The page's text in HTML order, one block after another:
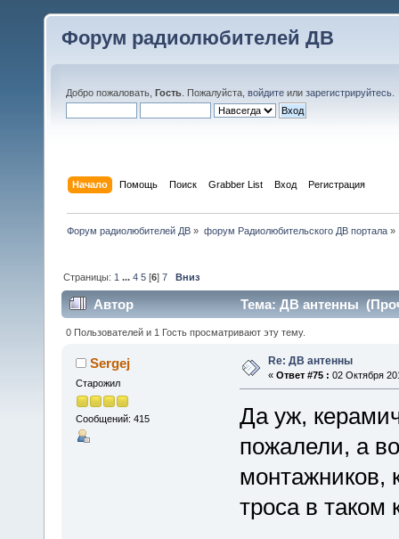
Форум радиолюбителей ДВ
Добро пожаловать, Гость . Пожалуйста, войдите или зарегистрируйтесь
Начало Помощь Поиск Grabber List Вход Регистрация
Форум радиолюбителей ДВ » форум Радиолюбительского ДВ портала»
Страницы: 1 ...4 5 [6]7 Вниз
Автор Тема: ДВ антенны
0 Пользователей и 1 Гость просматривают эту тему.
Sergej
Старожил
Сообщений: 415
Re: ДВ антенны
« Ответ #75 : 02 Октября
Да уж,
пожалели, а
монтажников,
троса в